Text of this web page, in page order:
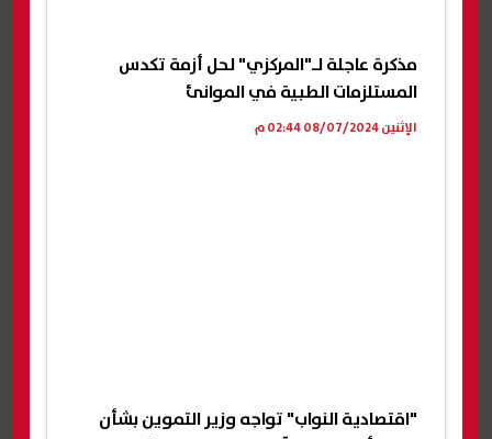
مذكرة عاجلة لـ"المركزي" لحل أزمة تكدس
المستلزمات الطبية في الموانئ
الإثنين 08/07/2024 02:44 م
"اقتصادية النواب" تواجه وزير التموين بشأن